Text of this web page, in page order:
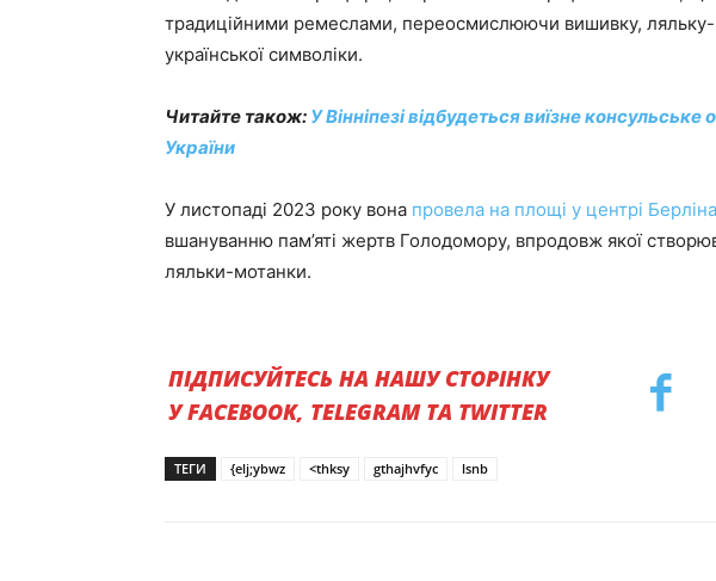
традиційними ремеслами, переосмислюючи вишивку, ляльку-
української символіки.
Читайте також: У Вінніпезі відбудеться виїзне
України
У листопаді 2023 року вона провела на площі у центрі
вшануванню пам’яті жертв Голодомору, впродовж якої
ляльки-мотанки.
ПІДПИСУЙТЕСЬ НА НАШУ СТОРІНКУ
У FACEBOOK, TELEGRAM ТА TWITTER
ТЕГИ {elj;ybwz <thksy gthajhvfyc lsnb